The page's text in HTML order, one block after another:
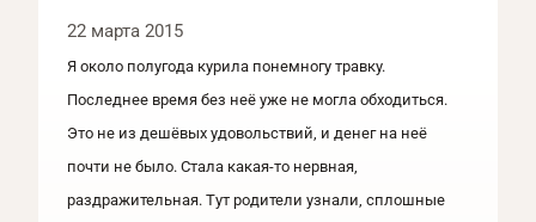
22 марта 2015
Я около полугода курила понемногу травку.
Последнее время без неё уже не могла обходиться.
Это не из дешёвых удовольствий, и денег на неё
почти не было. Стала какая-то нервная,
раздражительная. Тут родители узнали, сплошные